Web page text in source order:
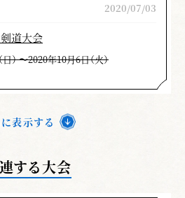
2020/07/03
道大会
） 〜2020年10月6日（火）
表示する
する大会